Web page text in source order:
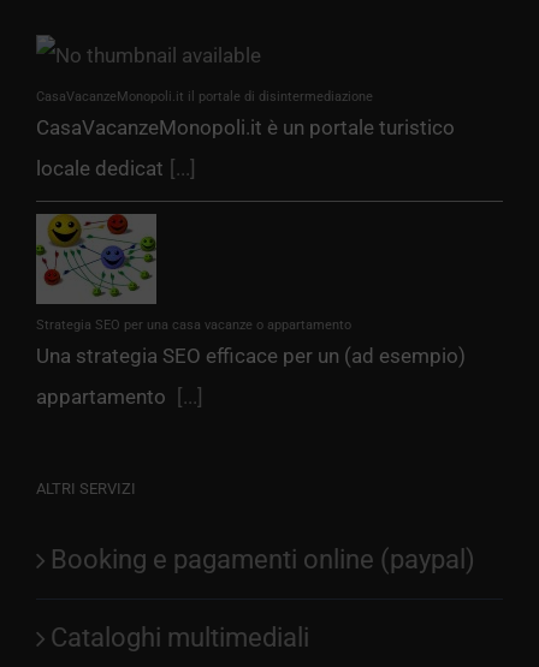
CasaVacanzeMonopoli.it il portale di disintermediazione
CasaVacanzeMonopoli.it è un portale turistico
locale dedicat [...]
Strategia SEO per una casa vacanze o appartamento
Una strategia SEO efficace per un (ad esempio)
appartamento
[...]
ALTRI SERVIZI
Booking e pagamenti online (paypal)
Cataloghi multimediali